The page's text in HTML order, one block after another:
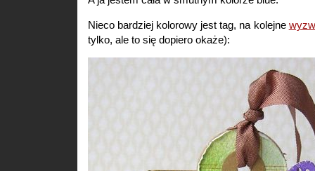
Nieco bardziej kolorowy jest tag, na kolejne
tylko, ale to się dopiero okaże):